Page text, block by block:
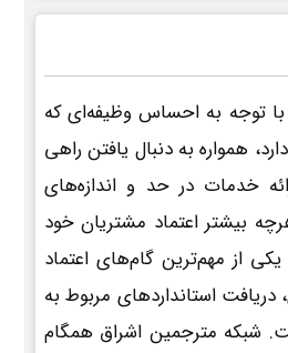
توجه به احساس وظیفه‌ای که
همواره به دنبال یافتن راهی
خدمات در حد و اندازه‌های
بیشتر اعتماد مشتریان خود
از مهم‌ترین گام‌های اعتماد
استانداردهای مربوط به
شبکه مترجمین اشراق همگام